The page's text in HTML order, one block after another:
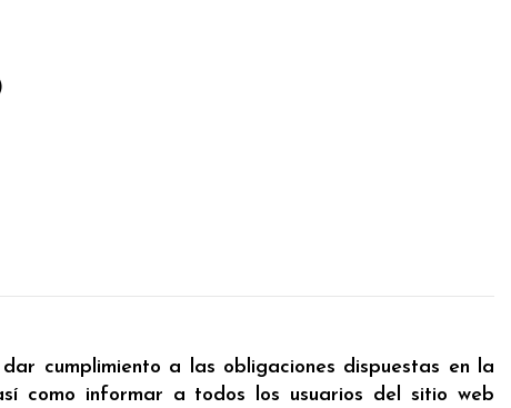
cumplimiento a las obligaciones dispuestas en la
como informar a todos los usuarios del sitio web